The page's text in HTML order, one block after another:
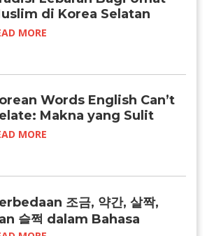
di Korea Selatan
MORE
Words English Can’t
Makna yang Sulit
MORE
조금, 약간, 살짝,
슬쩍 dalam Bahasa